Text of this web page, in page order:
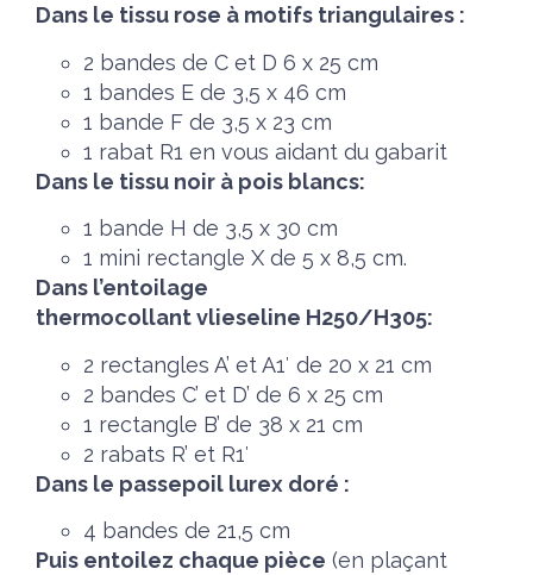
Dans le tissu rose à motifs triangulaires :
2 bandes de C et D 6 x 25 cm
1 bandes E de 3,5 x 46 cm
1 bande F de 3,5 x 23 cm
1 rabat R1 en vous aidant du gabarit
Dans le tissu noir à pois blancs:
1 bande H de 3,5 x 30 cm
1 mini rectangle X de 5 x 8,5 cm.
Dans l’entoilage
thermocollant vlieseline H250/H305:
2 rectangles A’ et A1′ de 20 x 21 cm
2 bandes C’ et D’ de 6 x 25 cm
1 rectangle B’ de 38 x 21 cm
2 rabats R’ et R1′
Dans le passepoil lurex doré :
4 bandes de 21,5 cm
Puis entoilez chaque pièce (en plaçant